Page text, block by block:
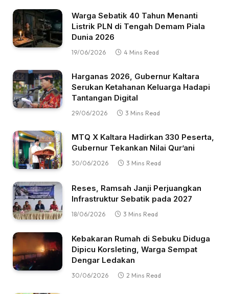
Warga Sebatik 40 Tahun Menanti
Listrik PLN di Tengah Demam Piala
Dunia 2026
19/06/2026 4 Mins Read
Harganas 2026, Gubernur Kaltara
Serukan Ketahanan Keluarga Hadapi
Tantangan Digital
29/06/2026 3 Mins Read
MTQ X Kaltara Hadirkan 330 Peserta,
Gubernur Tekankan Nilai Qur’ani
30/06/2026 3 Mins Read
Reses, Ramsah Janji Perjuangkan
Infrastruktur Sebatik pada 2027
18/06/2026 3 Mins Read
Kebakaran Rumah di Sebuku Diduga
Dipicu Korsleting, Warga Sempat
Dengar Ledakan
30/06/2026 2 Mins Read